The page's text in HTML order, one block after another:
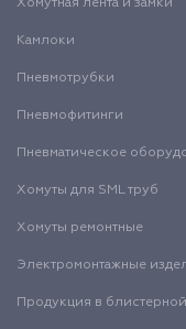
Хомутная лента и замки
Камлоки
Пневмотрубки
Пневмофитинги
Пневматическое
Хомуты для SML труб
Хомуты ремонтные
Электромонтажные
Продукция в